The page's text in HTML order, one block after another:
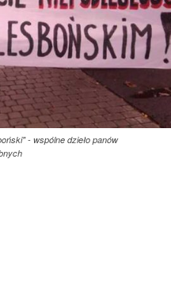
- wspólne dzieło panów